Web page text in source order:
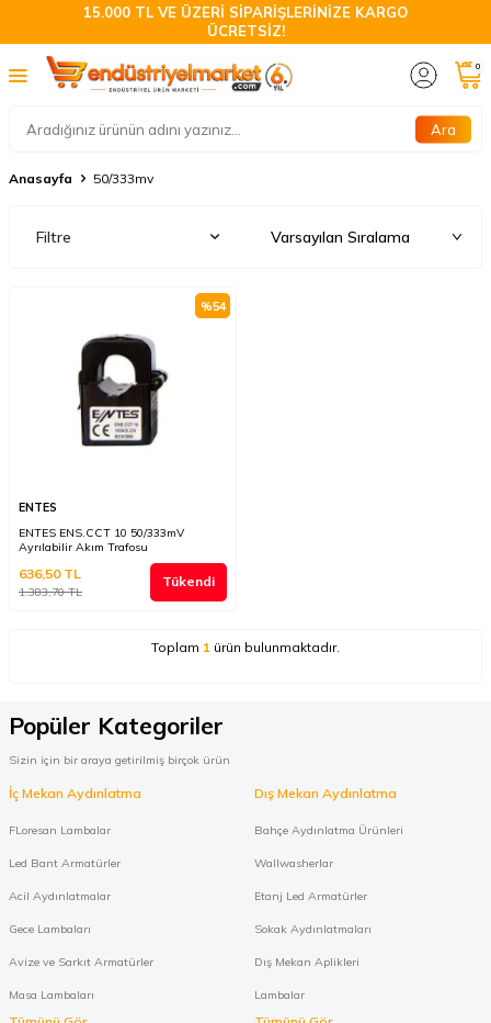
15.000 TL VE ÜZERİ SİPARİŞLERİNİZE KARGO
ÜCRETSİZ!
Ara
0
Anasayfa 50/333mv
Filtre
%54
ENTES
ENTES ENS.CCT 10 50/333mV
Ayrılabilir Akım Trafosu
1.383,70TL
636,50TL Tükendi
Toplam 1 ürün bulunmaktadır.
Popüler Kategoriler
Sizin için bir araya getirilmiş birçok ürün
İç Mekan Aydınlatma
FLoresan Lambalar
Led Bant Armatürler
Acil Aydınlatmalar
Gece Lambaları
Avize ve Sarkıt Armatürler
Masa Lambaları
Dış Mekan Aydınlatma
Bahçe Aydınlatma Ürünleri
Wallwasherlar
Etanj Led Armatürler
Sokak Aydınlatmaları
Dış Mekan Aplikleri
Lambalar